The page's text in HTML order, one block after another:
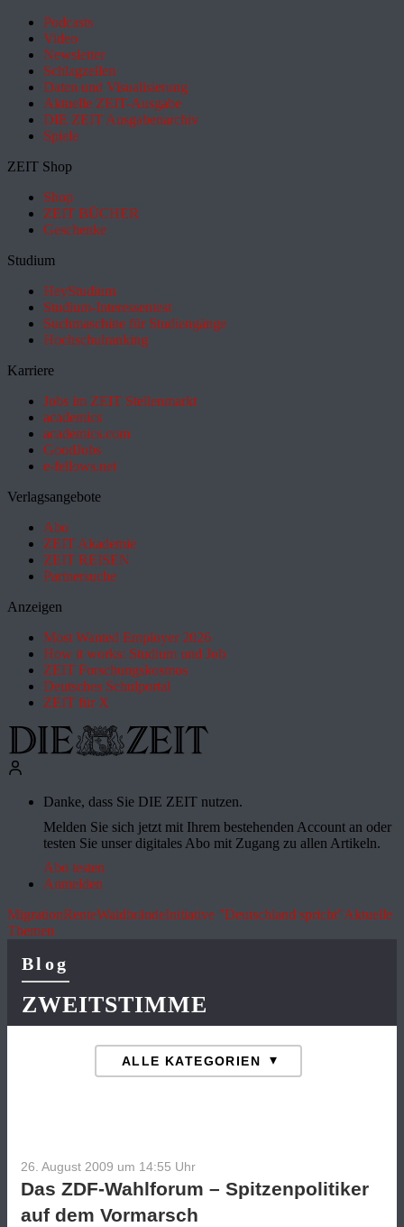
Podcasts
Video
Newsletter
Schlagzeilen
Daten und Visualisierung
Aktuelle ZEIT-Ausgabe
DIE ZEIT Ausgabenarchiv
Spiele
ZEIT Shop
Shop
ZEIT BÜCHER
Geschenke
Studium
HeyStudium
Studium-Interessentest
Suchmaschine für Studiengänge
Hochschulranking
Karriere
Jobs im ZEIT Stellenmarkt
academics
academics.com
GoodJobs
e-fellows.net
Verlagsangebote
Abo
ZEIT Akademie
ZEIT REISEN
Partnersuche
Anzeigen
Most Wanted Employer 2026
How it works: Studium und Job
ZEIT Forschungskosmos
Deutsches Schulportal
ZEIT für X
Danke, dass Sie DIE ZEIT nutzen.
Melden Sie sich jetzt mit Ihrem bestehenden Account an oder
testen Sie unser digitales Abo mit Zugang zu allen Artikeln.
Abo testen
Anmelden
MigrationRenteWaldbrändeInitiative "Deutschland spricht"Aktuelle
Themen
Blog
ZWEITSTIMME
26. August 2009 um 14:55 Uhr
Das ZDF-Wahlforum – Spitzenpolitiker
auf dem Vormarsch